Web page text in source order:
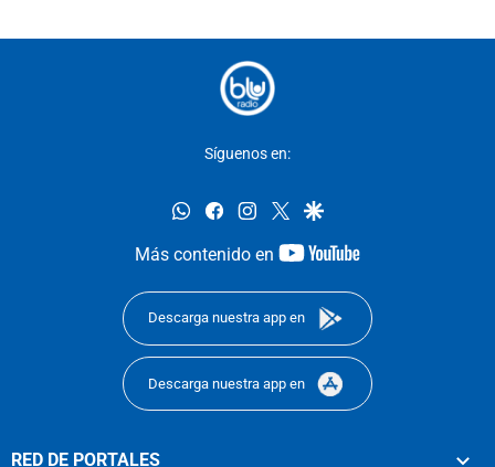
Síguenos en:
whatsappfacebookinstagram
twittergoogle
Más contenido en
youtube-
Descarga nuestra app en
Descarga nuestra app en
RED DE PORTALES